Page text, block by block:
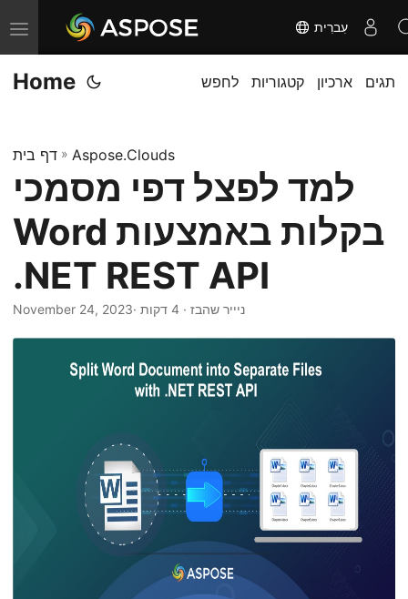
T
o
g
e
n
v
g
a
t
עִברִית
Home לחפש קטגוריות ארכיון תגים
דף בית » Aspose.Clouds
למד לפצל דפי מסמכי
Word בקלות באמצעות
.NET REST API
November 24, 2023 · ניייר שהבז · 4 דקות